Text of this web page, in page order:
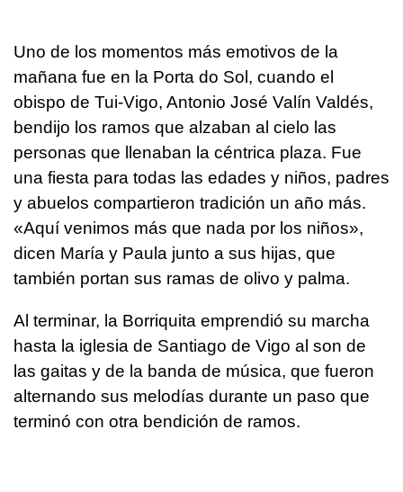
Uno de los momentos más emotivos de la
mañana fue en la Porta do Sol, cuando el
obispo de Tui-Vigo, Antonio José Valín Valdés,
bendijo los ramos que alzaban al cielo las
personas que llenaban la céntrica plaza. Fue
una fiesta para todas las edades y niños, padres
y abuelos compartieron tradición un año más.
«Aquí venimos más que nada por los niños»,
dicen María y Paula junto a sus hijas, que
también portan sus ramas de olivo y palma.
Al terminar, la Borriquita emprendió su marcha
hasta la iglesia de Santiago de Vigo al son de
las gaitas y de la banda de música, que fueron
alternando sus melodías durante un paso que
terminó con otra bendición de ramos.